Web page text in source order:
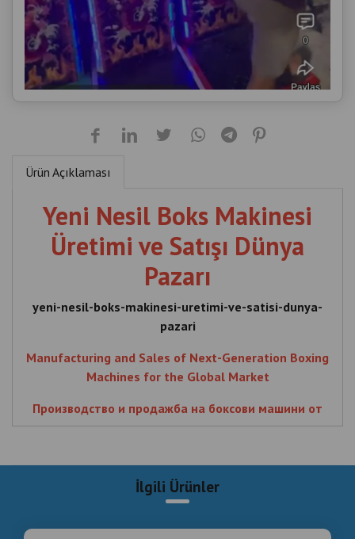
Ürün Açıklaması
Yeni Nesil Boks Makinesi
Üretimi ve Satışı Dünya
Pazarı
yeni-nesil-boks-makinesi-uretimi-ve-satisi-dunya-
pazari
Manufacturing and Sales of Next-Generation Boxing
Machines for the Global Market
Производство и продажба на боксови машини от
следващо поколение за световния пазар
nouvelle génération pour le marché mondial.
nächsten Generation für den globalen Markt.
İlgili Ürünler